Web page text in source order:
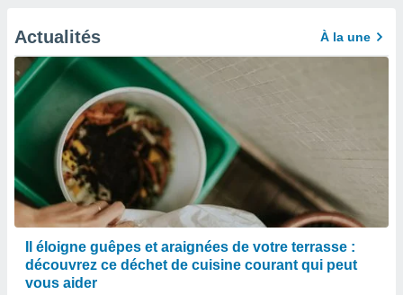
Actualités À la une
Il éloigne guêpes et araignées de votre terrasse :
découvrez ce déchet de cuisine courant qui peut
vous aider